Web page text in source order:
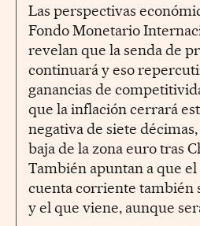
Las perspectivas
Fondo Monetario
revelan que la senda de
continuará y eso
ganancias de
que la inflación cerrará
negativa de siete
baja de la zona euro tras
También apuntan a que
cuenta corriente también
y el que viene, aunque